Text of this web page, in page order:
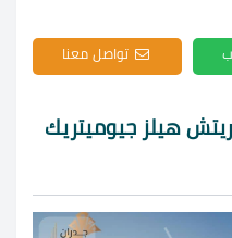
تواصل معنا
هيلز جيوميتريك